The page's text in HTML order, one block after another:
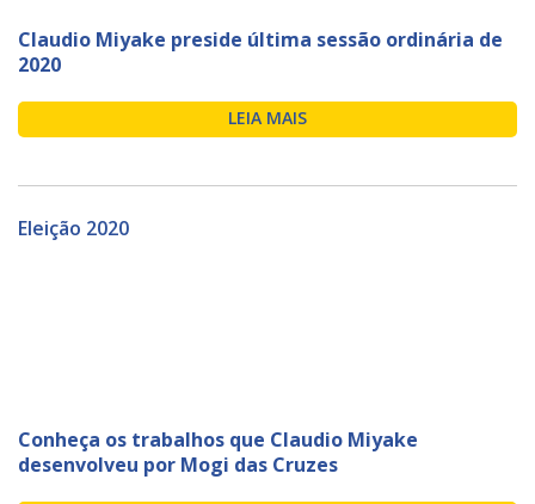
Claudio Miyake preside última sessão ordinária de
2020
LEIA MAIS
Eleição 2020
Conheça os trabalhos que Claudio Miyake
desenvolveu por Mogi das Cruzes